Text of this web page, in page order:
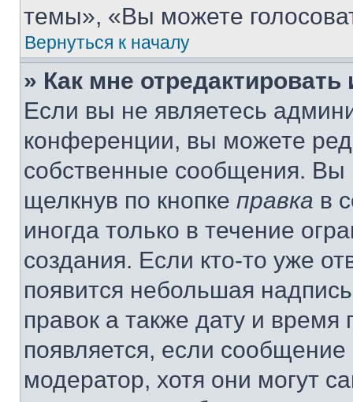
темы», «Вы можете
Вернуться к началу
» Как мне
Если вы не являетесь
конференции, вы можете
собственные сообщения. Вы
щелкнув по кнопке правка в
иногда только в течение
создания. Если кто-то уже
появится небольшая
правок а также дату и
появляется, если
модератор, хотя они могут